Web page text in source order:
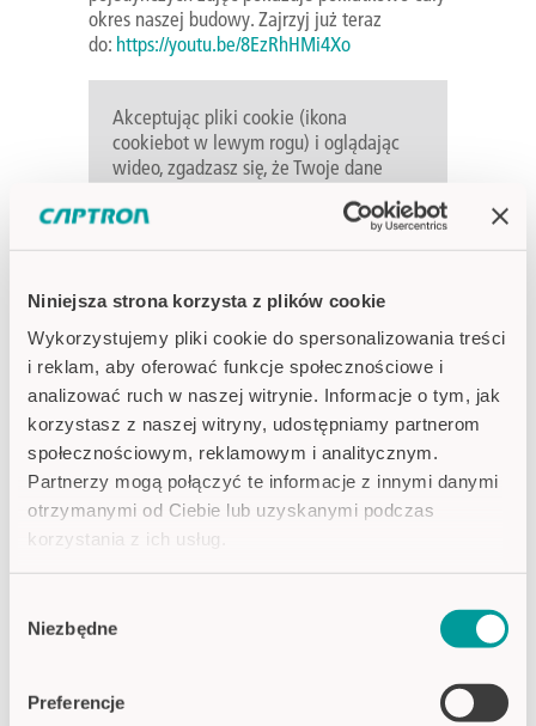
Niniejsza strona korzysta z plików cookie
Wykorzystujemy pliki cookie do spersonalizowania treści
i reklam, aby oferować funkcje społecznościowe i
analizować ruch w naszej witrynie. Informacje o tym, jak
korzystasz z naszej witryny, udostępniamy partnerom
społecznościowym, reklamowym i analitycznym.
Partnerzy mogą połączyć te informacje z innymi danymi
otrzymanymi od Ciebie lub uzyskanymi podczas
korzystania z ich usług.
Imprint
zgody
Niezbędne
Preferencje
okres naszej budowy. Zajrzyj już teraz
do: https://youtu.be/8EzRhHMi4Xo
Akceptując pliki cookie (ikona
cookiebot w lewym rogu) i oglądając
wideo, zgadzasz się, że Twoje dane
że zapoznałeś się z
POWIĄZANE AKTUALNOŚCI